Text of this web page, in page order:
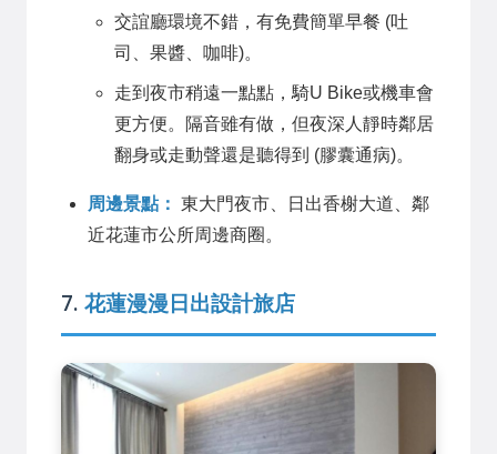
交誼廳環境不錯，有免費簡單早餐 (吐
司、果醬、咖啡)。
走到夜市稍遠一點點，騎U Bike或機車會
更方便。隔音雖有做，但夜深人靜時鄰居
翻身或走動聲還是聽得到 (膠囊通病)。
周邊景點： 東大門夜市、日出香榭大道、鄰
近花蓮市公所周邊商圈。
7. 花蓮漫漫日出設計旅店